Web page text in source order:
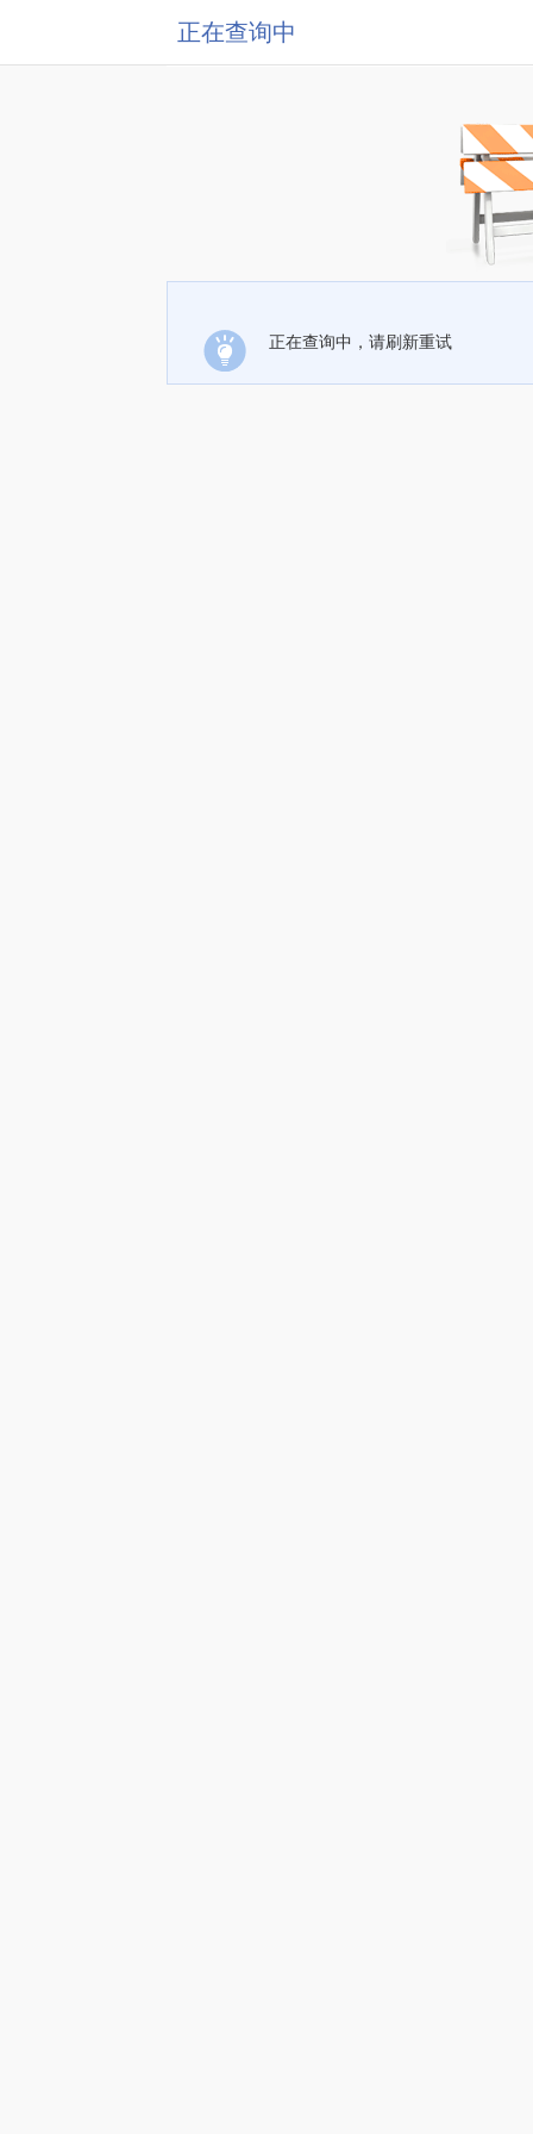
正在查询中
正在查询中，请刷新重试